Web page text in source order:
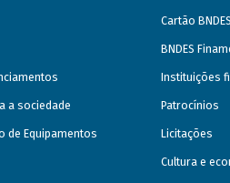
a sociedade
de Equipamentos
Cartão BNDES
BNDES
Instituições
Patrocínios
Licitações
Cultura e